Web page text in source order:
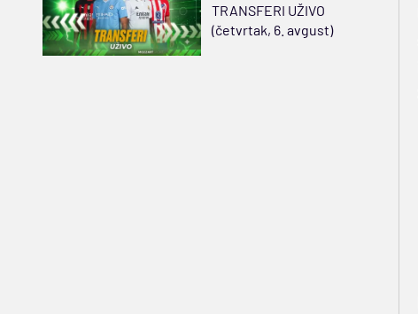
TRANSFERI UŽIVO
(četvrtak, 6. avgust)